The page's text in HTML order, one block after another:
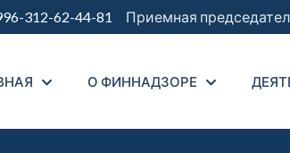
312-62-44-81 Приемная
О ФИННАДЗОРЕ